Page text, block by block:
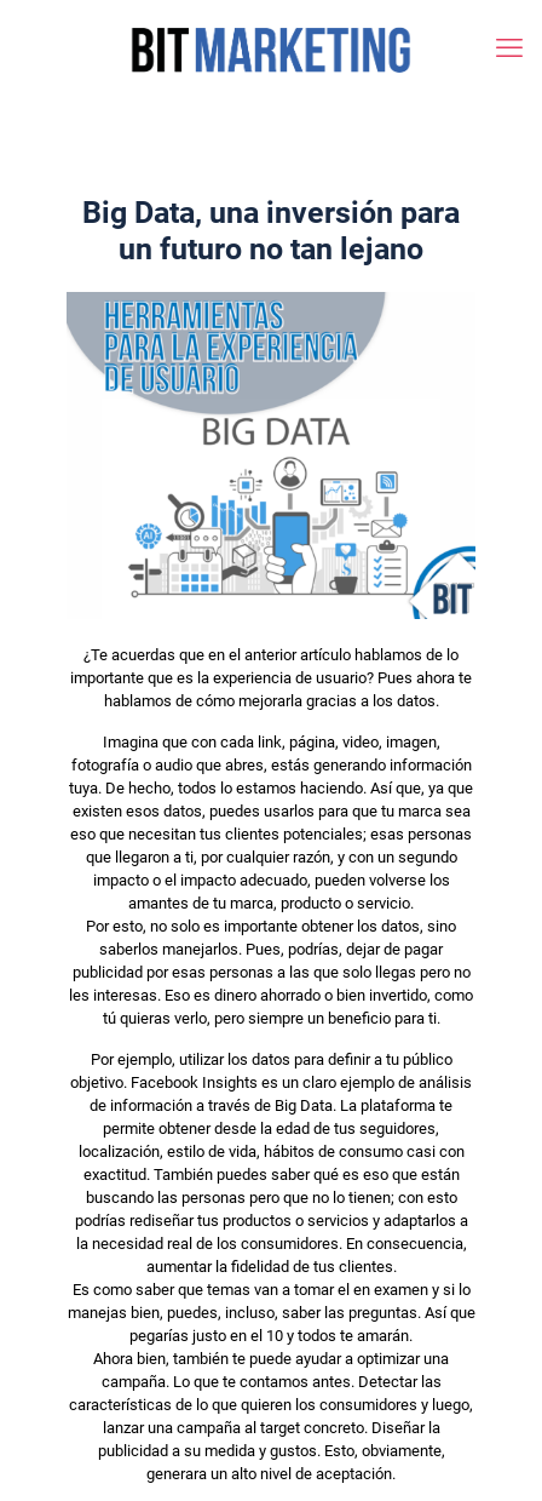
Big Data, una inversión para
un futuro no tan lejano
¿Te acuerdas que en el anterior artículo hablamos de lo
importante que es la experiencia de usuario? Pues ahora te
hablamos de cómo mejorarla gracias a los datos.
Imagina que con cada link, página, video, imagen,
fotografía o audio que abres, estás generando información
tuya. De hecho, todos lo estamos haciendo. Así que, ya que
existen esos datos, puedes usarlos para que tu marca sea
eso que necesitan tus clientes potenciales; esas personas
que llegaron a ti, por cualquier razón, y con un segundo
impacto o el impacto adecuado, pueden volverse los
amantes de tu marca, producto o servicio.
Por esto, no solo es importante obtener los datos, sino
saberlos manejarlos. Pues, podrías, dejar de pagar
publicidad por esas personas a las que solo llegas pero no
les interesas. Eso es dinero ahorrado o bien invertido, como
tú quieras verlo, pero siempre un beneficio para ti.
Por ejemplo, utilizar los datos para definir a tu público
objetivo. Facebook Insights es un claro ejemplo de análisis
de información a través de Big Data. La plataforma te
permite obtener desde la edad de tus seguidores,
localización, estilo de vida, hábitos de consumo casi con
exactitud. También puedes saber qué es eso que están
buscando las personas pero que no lo tienen; con esto
podrías rediseñar tus productos o servicios y adaptarlos a
la necesidad real de los consumidores. En consecuencia,
aumentar la fidelidad de tus clientes.
Es como saber que temas van a tomar el en examen y si lo
manejas bien, puedes, incluso, saber las preguntas. Así que
pegarías justo en el 10 y todos te amarán.
Ahora bien, también te puede ayudar a optimizar una
campaña. Lo que te contamos antes. Detectar las
características de lo que quieren los consumidores y luego,
lanzar una campaña al target concreto. Diseñar la
publicidad a su medida y gustos. Esto, obviamente,
generara un alto nivel de aceptación.